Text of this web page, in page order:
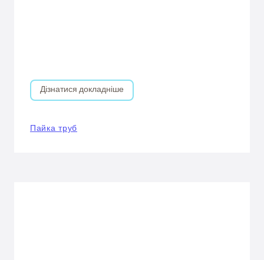
Дізнатися докладніше
Пайка труб